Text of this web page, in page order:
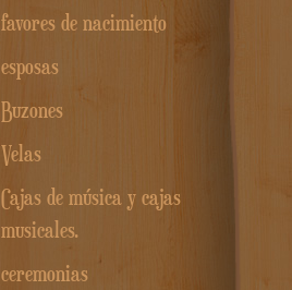
favores de nacimiento
esposas
Buzones
Velas
Cajas de música y cajas
musicales.
ceremonias